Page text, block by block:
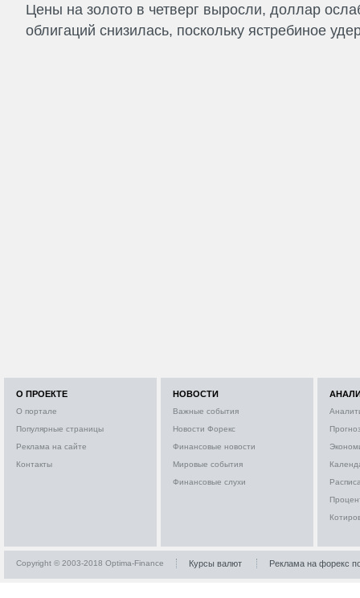
Цены на золото в четверг выросли, доллар
облигаций снизилась, поскольку ястребиное
О ПРОЕКТЕ
О портале
Популярные страницы
Реклама на сайте
Контакты
НОВОСТИ
Важные события
Новости Форекс
Финансовые новости
Мировые события
Финансовые слухи
Copyright © 2003-2018 Optima-Finance Курсы валют Реклама на форекс